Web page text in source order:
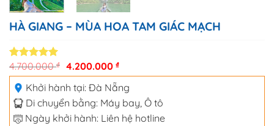
HÀ GIANG – MÙA HOA TAM GIÁC MẠCH
5.00trên 5
dựa trên
2
đánh giá
4.700.000₫ 4.200.000 ₫
Khởi hành tại: Đà Nẵng
Di chuyển bằng: Máy bay Ô tô
Ngày khởi hành: Liên hệ hotline